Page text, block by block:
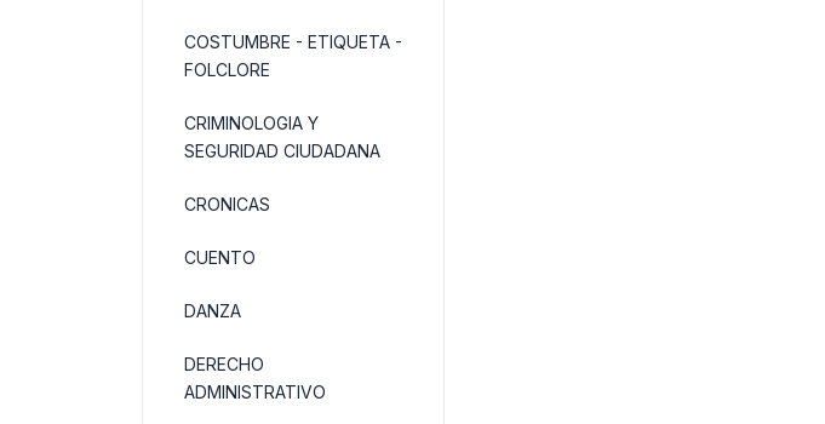
COSTUMBRE - ETIQUETA -
FOLCLORE
CRIMINOLOGIA Y
SEGURIDAD CIUDADANA
CRONICAS
CUENTO
DANZA
DERECHO
ADMINISTRATIVO